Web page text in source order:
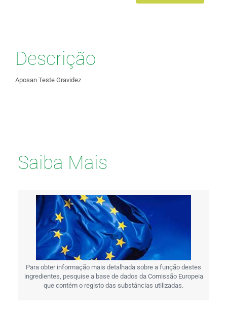
Descrição
Aposan Teste Gravidez
Saiba Mais
Para obter informação mais detalhada sobre a função destes
ingredientes, pesquise a base de dados da Comissão Europeia
que contém o registo das substâncias utilizadas.